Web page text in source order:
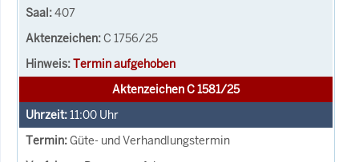
407
C 1756/25
Termin aufgehoben
Aktenzeichen C 1581/25
11:00 Uhr
Güte- und Verhandlungstermin